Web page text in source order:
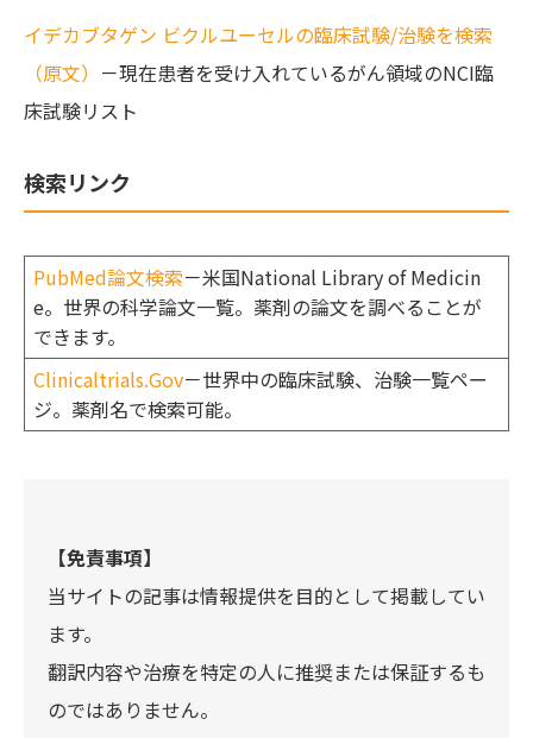
イデカブタゲン ビクルユーセルの臨床試験/治験を検索
（原文） －現在患者を受け入れているがん領域のNCI臨
床試験リスト
検索リンク
PubMed論文検索－米国National Library of Medicin
e。世界の科学論文一覧。薬剤の論文を調べることが
できます。
Clinicaltrials.Gov－世界中の臨床試験、治験一覧ペー
ジ。薬剤名で検索可能。
【免責事項】
当サイトの記事は情報提供を目的として掲載してい
ます。
翻訳内容や治療を特定の人に推奨または保証するも
のではありません。